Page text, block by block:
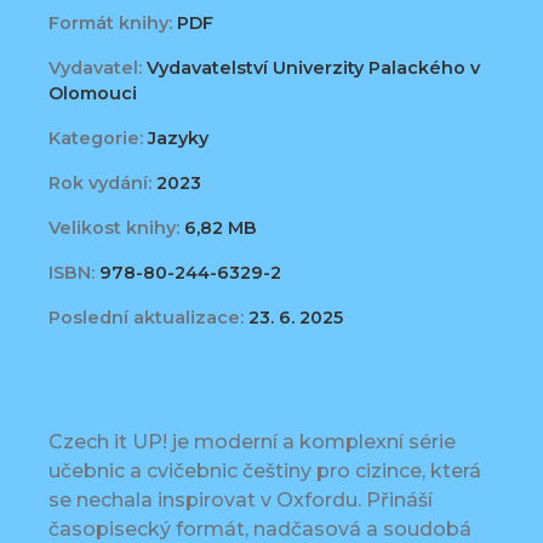
Formát knihy: PDF
Vydavatel: Vydavatelství Univerzity Palackého v
Olomouci
Kategorie:Jazyky
Rok vydání: 2023
Velikost knihy: 6,82 MB
ISBN: 978-80-244-6329-2
Poslední aktualizace: 23. 6. 2025
Czech it UP! je moderní a komplexní série
učebnic a cvičebnic češtiny pro cizince, která
se nechala inspirovat v Oxfordu. Přináší
časopisecký formát, nadčasová a soudobá